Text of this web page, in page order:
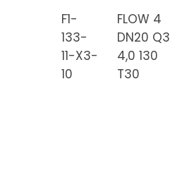
F1-
133-
11-X3-
10
FLOW 4
DN20 Q3
4,0 130
T30